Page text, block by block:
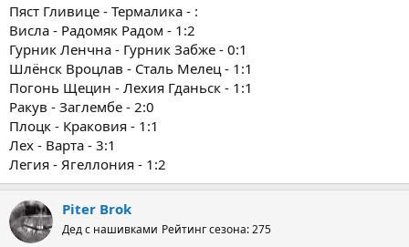
Пяст Гливице - Термалика - :
Висла - Радомяк Радом - 1:2
Гурник Ленчна - Гурник Забже - 0:1
Шлёнск Вроцлав - Сталь Мелец - 1:1
Погонь Щецин - Лехия Гданьск - 1:1
Ракув - Заглембе - 2:0
Плоцк - Краковия - 1:1
Лех - Варта - 3:1
Легия - Ягеллония - 1:2
Piter Brok
Дед с нашивками Рейтинг сезона: 275